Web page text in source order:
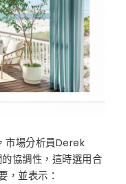
市場分析員Derek
協調性，這時選用合
，並表示：